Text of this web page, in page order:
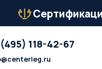
118-42-67